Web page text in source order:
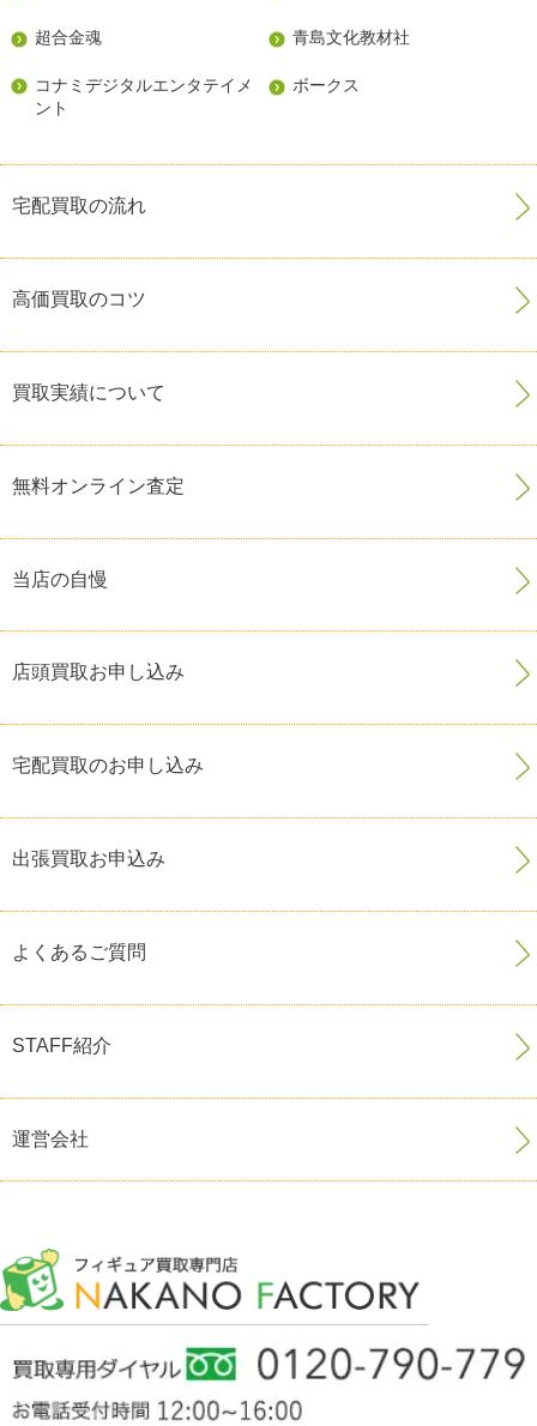
超合金魂 青島文化教材社
コナミデジタルエンタテイメ
ント
ボークス
宅配買取の流れ
高価買取のコツ
買取実績について
無料オンライン査定
当店の自慢
店頭買取お申し込み
宅配買取のお申し込み
出張買取お申込み
よくあるご質問
STAFF紹介
運営会社